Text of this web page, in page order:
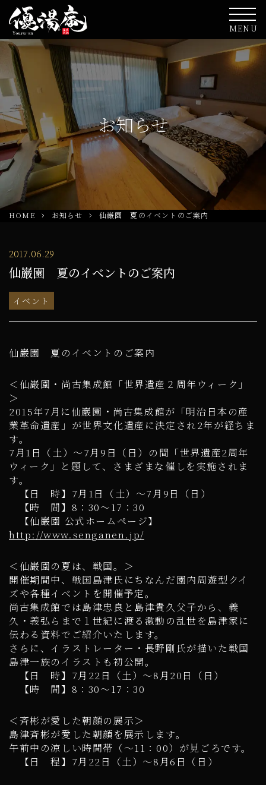
MENU
お知らせ
HOME お知らせ 仙巌園 夏のイベントのご案内
2017.06.29
仙巌園 夏のイベントのご案内
イベント
仙巌園 夏のイベントのご案内
＜仙巌園・尚古集成館「世界遺産２周年ウィーク」
＞
2015年7月に仙巌園・尚古集成館が「明治日本の産
業革命遺産」が世界文化遺産に決定され2年が経ちま
す。
7月1日（土）～7月9日（日）の間「世界遺産2周年
ウィーク」と題して、さまざまな催しを実施されま
す。
【日 時】7月1日（土）～7月9日（日）
【時 間】8：30～17：30
【仙巌園 公式ホームページ】
http://www.senganen.jp/
＜仙巌園の夏は、戦国。＞
開催期間中、戦国島津氏にちなんだ園内周遊型クイ
ズや各種イベントを開催予定。
尚古集成館では島津忠良と島津貴久父子から、義
久・義弘らまで１世紀に渡る激動の乱世を島津家に
伝わる資料でご紹介いたします。
さらに、イラストレーター・長野剛氏が描いた戦国
島津一族のイラストも初公開。
【日 時】7月22日（土）～8月20日（日）
【時 間】8：30～17：30
＜斉彬が愛した朝顔の展示＞
島津斉彬が愛した朝顔を展示します。
午前中の涼しい時間帯（～11：00）が見ごろです。
【日 程】7月22日（土）～8月6日（日）